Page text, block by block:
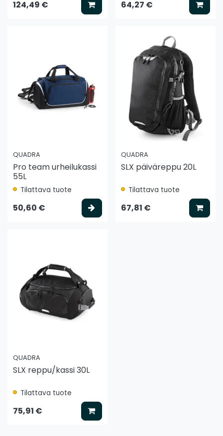
124,49 € Lisää koriin
64,27 €
QUADRA
Pro team urheilukassi
55L
Tilattava tuote
50,60 € Valitse vaihtoehto
QUADRA
SLX päiväreppu 20L
Tilattava tuote
67,81 €
QUADRA
SLX reppu/kassi 30L
Tilattava tuote
75,91 € Lisää koriin